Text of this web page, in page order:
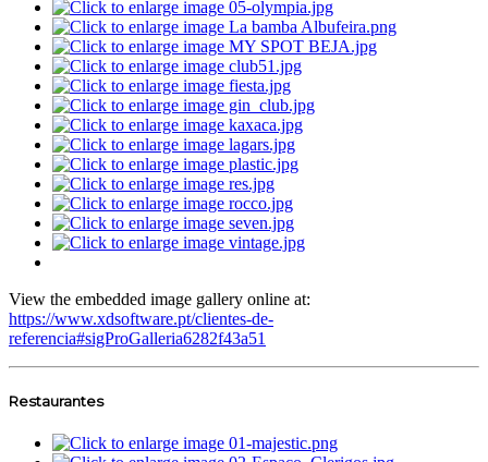
View the embedded image gallery online at:
https://www.xdsoftware.pt/clientes-de-
referencia#sigProGalleria6282f43a51
Restaurantes